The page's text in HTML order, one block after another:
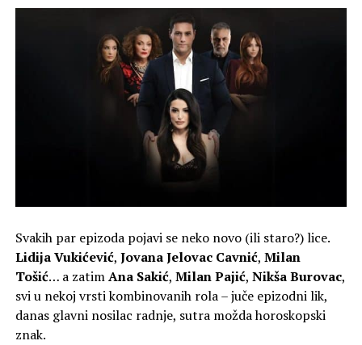
Svakih par epizoda pojavi se neko novo (ili staro?) lice.
Lidija Vukićević, Jovana Jelovac Cavnić, Milan
Tošić… a zatimAna Sakić, Milan Pajić, Nikša Burovac,
svi u nekoj vrsti kombinovanih rola – juče epizodni lik,
danas glavni nosilac radnje, sutra možda horoskopski
znak.